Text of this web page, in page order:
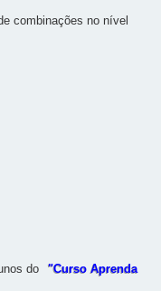
combinações no nível
do
"Curso Aprenda